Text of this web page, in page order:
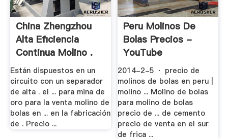
China Zhengzhou
Alta Eficiencia
Continua Molino .
Están dispuestos en un
circuito con un separador
de alta . el ... para mina de
oro para la venta molino de
bolas en ... en la fabricación
de . Precio ...
Peru Molinos De
Bolas Precios -
YouTube
2014-2-5 · precio de
molinos de bolas en peru |
molino ... Molino de bolas
para molino de bolas
precio de ... de cemento
precio de venta en el sur
de frica ...